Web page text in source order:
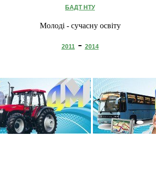
БАДТ НТУ
Молоді - сучасну освіту
2011- 2014